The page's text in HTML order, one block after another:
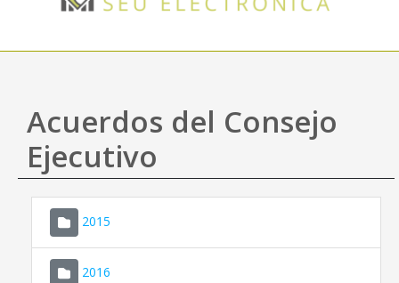
Acceso y seguridad
Utilidades
Mapa web
Ayuda
Acuerdos del Consejo
Ejecutivo
2015
2016